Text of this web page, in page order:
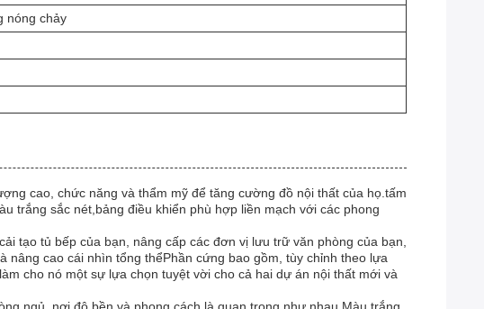
nóng chảy
cao, chức năng và thẩm mỹ để tăng cường đồ nội thất của họ.tấm
trắng sắc nét,bảng điều khiển phù hợp liền mạch với các phong
tạo tủ bếp của bạn, nâng cấp các đơn vị lưu trữ văn phòng của bạn,
nâng cao cái nhìn tổng thểPhần cứng bao gồm, tùy chỉnh theo lựa
cho nó một sự lựa chọn tuyệt vời cho cả hai dự án nội thất mới và